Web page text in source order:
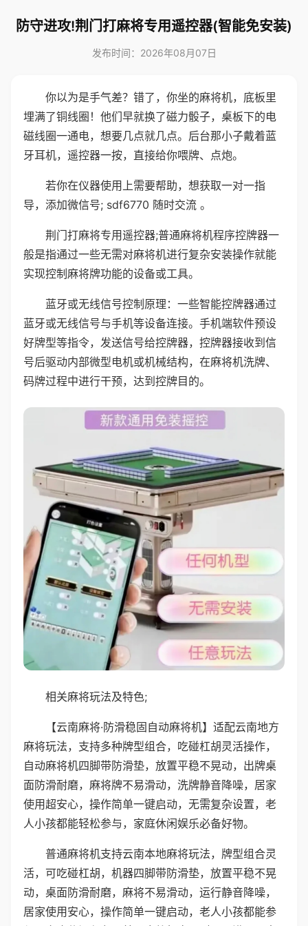
防守进攻!荆门打麻将专用遥控器(智能免安装)
发布时间：2026年08月07日
你以为是手气差？错了，你坐的麻将机，底板里
埋满了铜线圈！他们早就换了磁力骰子，桌板下的电
磁线圈一通电，想要几点就几点。后台那小子戴着蓝
牙耳机，遥控器一按，直接给你喂牌、点炮。
若你在仪器使用上需要帮助，想获取一对一指
导，添加微信号; sdf6770 随时交流 。
荆门打麻将专用遥控器;普通麻将机程序控牌器一
般是指通过一些无需对麻将机进行复杂安装操作就能
实现控制麻将牌功能的设备或工具。
蓝牙或无线信号控制原理：一些智能控牌器通过
蓝牙或无线信号与手机等设备连接。手机端软件预设
好牌型等指令，发送信号给控牌器，控牌器接收到信
号后驱动内部微型电机或机械结构，在麻将机洗牌、
码牌过程中进行干预，达到控牌目的。
相关麻将玩法及特色;
【云南麻将·防滑稳固自动麻将机】适配云南地方
麻将玩法，支持多种牌型组合，吃碰杠胡灵活操作，
自动麻将机四脚带防滑垫，放置平稳不晃动，出牌桌
面防滑耐磨，麻将牌不易滑动，洗牌静音降噪，居家
使用超安心，操作简单一键启动，无需复杂设置，老
人小孩都能轻松参与，家庭休闲娱乐必备好物。
普通麻将机支持云南本地麻将玩法，牌型组合灵
活，可吃碰杠胡，机器四脚带防滑垫，放置平稳不晃
动，桌面防滑耐磨，麻将不易滑动，运行静音降噪，
居家使用安心，操作简单一键启动，老人小孩都能参